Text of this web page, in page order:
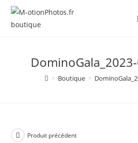
Skip
content
> Boutique >
Produit précédent